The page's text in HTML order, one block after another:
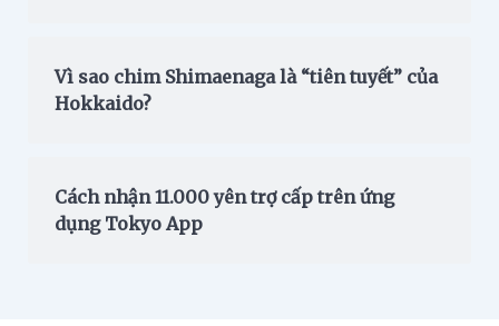
Vì sao chim Shimaenaga là “tiên tuyết” của
Hokkaido?
Cách nhận 11.000 yên trợ cấp trên ứng
dụng Tokyo App